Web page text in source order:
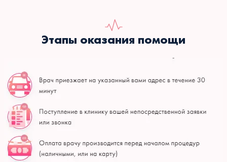
Этапы оказания помощи